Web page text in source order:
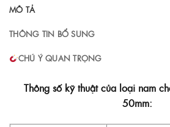
MÔ TẢ
THÔNG TIN BỔ SUNG
CHÚ Ý QUAN TRỌNG
Thông số kỹ thuật của loại nam
50mm: